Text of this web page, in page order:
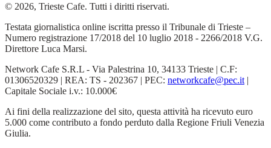
© 2026, Trieste Cafe. Tutti i diritti riservati.
Testata giornalistica online iscritta presso il Tribunale di Trieste –
Numero registrazione 17/2018 del 10 luglio 2018 - 2266/2018 V.G.
Direttore Luca Marsi.
Network Cafe S.R.L - Via Palestrina 10, 34133 Trieste | C.F:
01306520329 | REA: TS - 202367 | PEC: networkcafe@pec.it |
Capitale Sociale i.v.: 10.000€
Ai fini della realizzazione del sito, questa attività ha ricevuto euro
5.000 come contributo a fondo perduto dalla Regione Friuli Venezia
Giulia.